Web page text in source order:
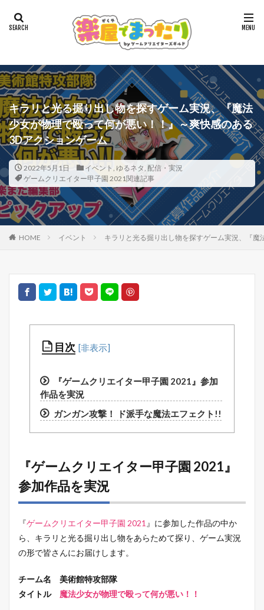
キラリと光る掘り出し物を探すゲーム実況、『魔法
少女が物理で殴って何が悪い！！』～爽快感のある
3Dアクションゲーム
2022年5月1日 イベント , ゆるネタ, 配信・実況
ゲームクリエイター甲子園 2021関連記事
HOME イベント キラリと光る掘り出し物を探すゲーム実況、『
目次
『ゲームクリエイター甲子園 2021』参加
作品を実況
ガンガン攻撃！ ド派手な魔法エフェクト!!
『ゲームクリエイター甲子園 2021』
参加作品を実況
『ゲームクリエイター甲子園 2021 』に参加した作品の中か
ら、キラリと光る掘り出し物をあらためて探り、ゲーム実況
の形で皆さんにお届けします。
チーム名 美術館特攻部隊
タイトル 魔法少女が物理で殴って何が悪い！！